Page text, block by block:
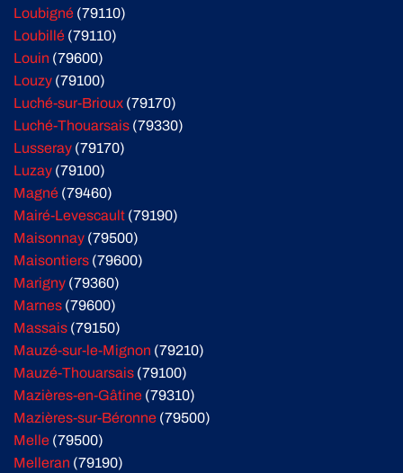
Loubigné (79110)
Loubillé (79110)
Louin (79600)
Louzy (79100)
Luché-sur-Brioux (79170)
Luché-Thouarsais (79330)
Lusseray (79170)
Luzay (79100)
Magné (79460)
Mairé-Levescault (79190)
Maisonnay (79500)
Maisontiers (79600)
Marigny (79360)
Marnes (79600)
Massais (79150)
Mauzé-sur-le-Mignon (79210)
Mauzé-Thouarsais (79100)
Mazières-en-Gâtine (79310)
Mazières-sur-Béronne (79500)
Melle (79500)
Melleran (79190)